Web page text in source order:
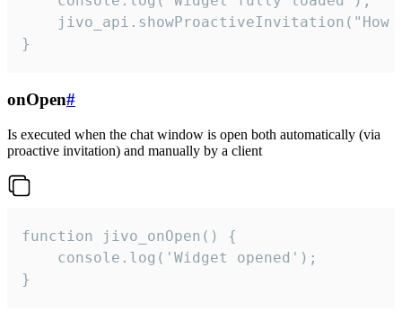
jivo_api.showProactiveInvitation("How
}
onOpen#
Is executed when the chat window is open both automatically (via
proactive invitation) and manually by a client
function jivo_onOpen() {
    console.log('Widget opened');
}